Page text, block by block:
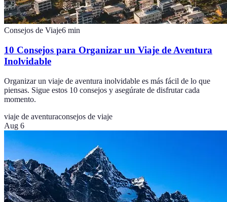
Consejos de Viaje6 min
10 Consejos para Organizar un Viaje de Aventura
Inolvidable
Organizar un viaje de aventura inolvidable es más fácil de lo que
piensas. Sigue estos 10 consejos y asegúrate de disfrutar cada
momento.
viaje de aventuraconsejos de viaje
Aug 6